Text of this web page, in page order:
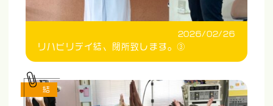
2026/02/26
リハビリデイ結、閉所致します。③
結